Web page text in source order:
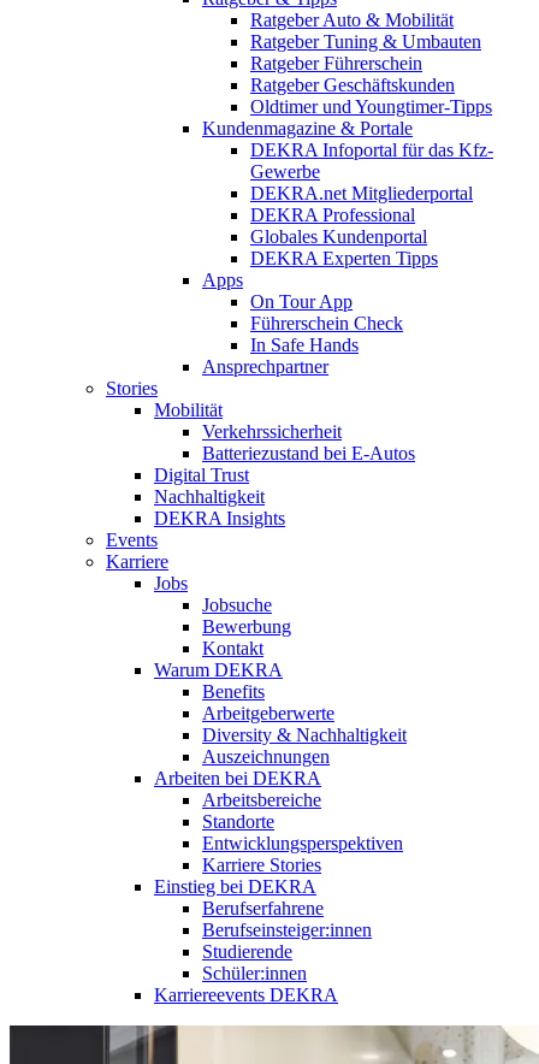
Ratgeber Auto & Mobilität
Ratgeber Tuning & Umbauten
Ratgeber Führerschein
Ratgeber Geschäftskunden
Oldtimer und Youngtimer-Tipps
Kundenmagazine & Portale
DEKRA Infoportal für das Kfz-
Gewerbe
DEKRA.net Mitgliederportal
DEKRA Professional
Globales Kundenportal
DEKRA Experten Tipps
Apps
On Tour App
Führerschein Check
In Safe Hands
Ansprechpartner
Stories
Mobilität
Verkehrssicherheit
Batteriezustand bei E-Autos
Digital Trust
Nachhaltigkeit
DEKRA Insights
Events
Karriere
Jobs
Jobsuche
Bewerbung
Kontakt
Warum DEKRA
Benefits
Arbeitgeberwerte
Diversity & Nachhaltigkeit
Auszeichnungen
Arbeiten bei DEKRA
Arbeitsbereiche
Standorte
Entwicklungsperspektiven
Karriere Stories
Einstieg bei DEKRA
Berufserfahrene
Berufseinsteiger:innen
Studierende
Schüler:innen
Karriereevents DEKRA